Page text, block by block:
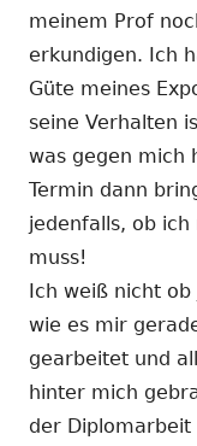
meinem Prof
erkundigen. Ich
Güte meines
seine Verhalten
was gegen mich
Termin dann
jedenfalls, ob
muss!
Ich weiß nicht
wie es mir
gearbeitet und
hinter mich
der Diplomarbeit